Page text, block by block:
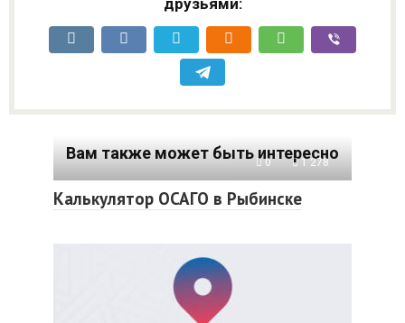
друзьями:
Вам также может быть интересно
0 1 278
Калькулятор ОСАГО в Рыбинске